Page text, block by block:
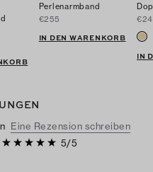
Perlenarmband
€255
IN DEN WARENKORB
IN
Eine Rezension schreiben
5/5